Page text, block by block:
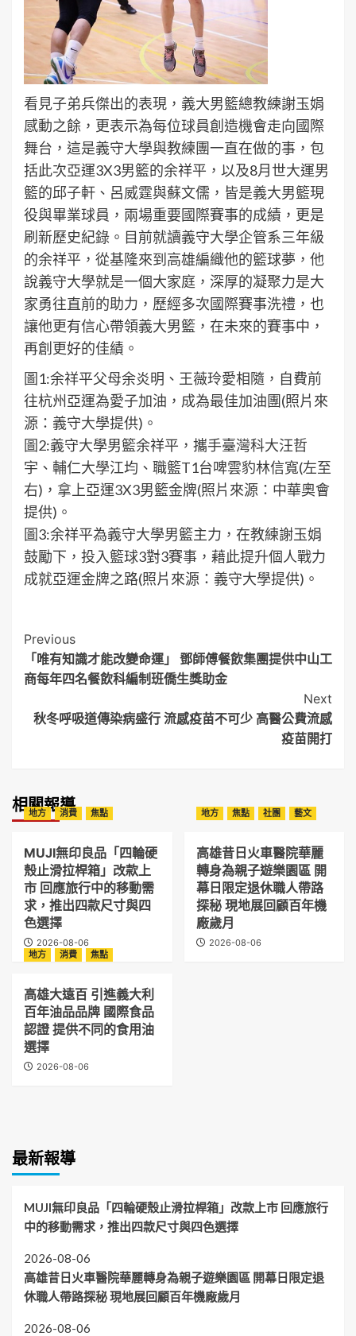
看見子弟兵傑出的表現，義大男籃總教練謝玉娟
感動之餘，更表示為每位球員創造機會走向國際
舞台，這是義守大學與教練團一直在做的事，包
括此次亞運3X3男籃的余祥平，以及8月世大運男
籃的邱子軒、呂威霆與蘇文儒，皆是義大男籃現
役與畢業球員，兩場重要國際賽事的成績，更是
刷新歷史紀錄。目前就讀義守大學企管系三年級
的余祥平，從基隆來到高雄編織他的籃球夢，他
說義守大學就是一個大家庭，深厚的凝聚力是大
家勇往直前的助力，歷經多次國際賽事洗禮，也
讓他更有信心帶領義大男籃，在未來的賽事中，
再創更好的佳績。
圖1:余祥平父母余炎明、王薇玲愛相隨，自費前
往杭州亞運為愛子加油，成為最佳加油團(照片來
源：義守大學提供)。
圖2:義守大學男籃余祥平，攜手臺灣科大汪哲
宇、輔仁大學江均、職籃T1台啤雲豹林信寬(左至
右)，拿上亞運3X3男籃金牌(照片來源：中華奧會
提供)。
圖3:余祥平為義守大學男籃主力，在教練謝玉娟
鼓勵下，投入籃球3對3賽事，藉此提升個人戰力
成就亞運金牌之路(照片來源：義守大學提供)。
Post
Navigation
Previous
「唯有知識才能改變命運」 鄧師傅餐飲集團提供中山工
商每年四名餐飲科編制班僑生獎助金
Next
秋冬呼吸道傳染病盛行 流感疫苗不可少 高醫公費流感
疫苗開打
相關報導
地方 消費 焦點
MUJI無印良品「四輪硬
殼止滑拉桿箱」改款上
市 回應旅行中的移動需
求，推出四款尺寸與四
色選擇
2026-08-06
地方 焦點 社團 藝文
高雄昔日火車醫院華麗
轉身為親子遊樂園區 開
幕日限定退休職人帶路
探秘 現地展回顧百年機
廠歲月
2026-08-06
地方
消費 焦點
高雄大遠百 引進義大利
百年油品品牌 國際食品
認證 提供不同的食用油
選擇
2026-08-06
最新報導
MUJI無印良品「四輪硬殼止滑拉桿箱」改款上市 回應旅行
中的移動需求，推出四款尺寸與四色選擇
2026-08-06
高雄昔日火車醫院華麗轉身為親子遊樂園區 開幕日限定退
休職人帶路探秘 現地展回顧百年機廠歲月
2026-08-06